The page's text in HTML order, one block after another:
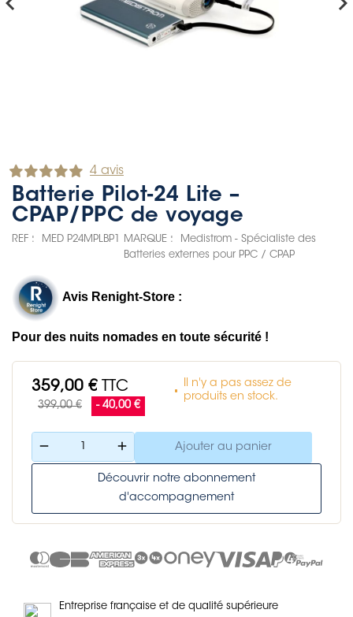
4 avis
Batterie Pilot-24 Lite –
CPAP/PPC de voyage
REF : MED P24MPLBP1 MARQUE :
Medistrom - Spécialiste des
Batteries externes pour PPC / CPAP
Avis Renight-Store :
Pour des nuits nomades en toute sécurité !
359,00 € TTC
399,00 € - 40,00 €
Il n'y a pas assez de
produits en stock.
remove add Ajouter au panier
Découvrir notre abonnement
d'accompagnement
Entreprise française et de qualité supérieure